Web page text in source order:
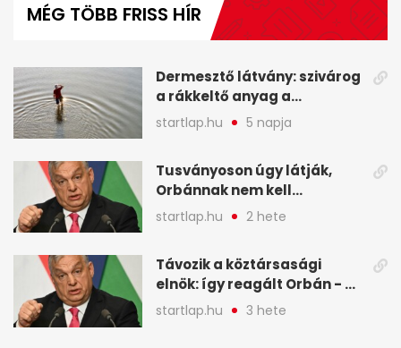
minute,
MÉG TÖBB FRISS HÍR
Dermesztő látvány: szivárog
a rákkeltő anyag a
kiszáradó Dunába
Budapesten - A hét
képekben
startlap.hu 5 napja
Tusványoson úgy látják,
Orbánnak nem kell
változtatnia - A hét
legfontosabb hírei
startlap.hu 2 hete
Távozik a köztársasági
elnök: így reagált Orbán - A
hét legfontosabb hírei
képekben
startlap.hu 3 hete